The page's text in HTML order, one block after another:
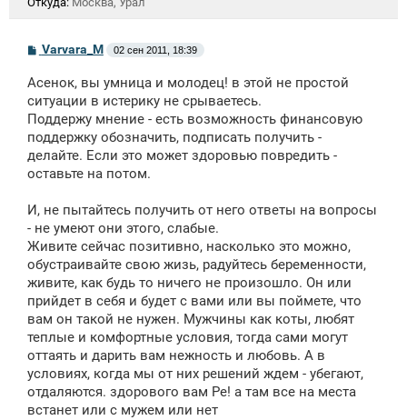
С
б
щ
н
и
Varvara_M 02 сен 2011, 18:39
Асенок, вы умница и молодец! в этой не простой
ситуации в истерику не срываетесь.
Поддержу мнение - есть возможность финансовую
поддержку обозначить, подписать получить -
делайте. Если это может здоровью повредить -
оставьте на потом.
И, не пытайтесь получить от него ответы на вопросы
- не умеют они этого, слабые.
Живите сейчас позитивно, насколько это можно,
обустраивайте свою жизь, радуйтесь беременности,
живите, как будь то ничего не произошло. Он или
прийдет в себя и будет с вами или вы поймете, что
вам он такой не нужен. Мужчины как коты, любят
теплые и комфортные условия, тогда сами могут
оттаять и дарить вам нежность и любовь. А в
условиях, когда мы от них решений ждем - убегают,
отдаляются. здорового вам Ре! а там все на места
встанет или с мужем или нет